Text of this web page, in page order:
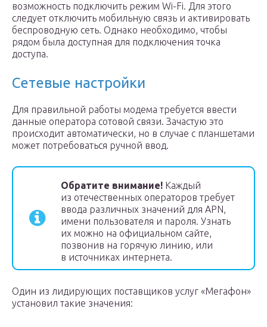
возможность подключить режим Wi-Fi. Для этого
следует отключить мобильную связь и активировать
беспроводную сеть. Однако необходимо, чтобы
рядом была доступная для подключения точка
доступа.
Сетевые настройки
Для правильной работы модема требуется ввести
данные оператора сотовой связи. Зачастую это
происходит автоматически, но в случае с планшетами
может потребоваться ручной ввод.
Обратите внимание! Каждый
из отечественных операторов требует
ввода различных значений для APN,
имени пользователя и пароля. Узнать
их можно на официальном сайте,
позвонив на горячую линию, или
в источниках интернета.
Один из лидирующих поставщиков услуг «Мегафон»
установил такие значения: